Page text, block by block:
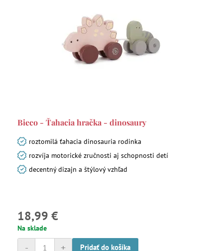
Bieco - Ťahacia hračka - dinosaury
roztomilá ťahacia dinosauria rodinka
rozvíja motorické zručnosti aj schopnosti detí
decentný dizajn a štýlový vzhľad
18,99 €
Na sklade
+
- Pridať do košíka